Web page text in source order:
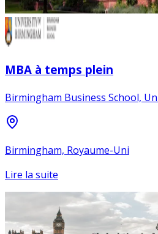
MBA à temps plein
Birmingham Business School,
Birmingham, Royaume-Uni
Lire la suite